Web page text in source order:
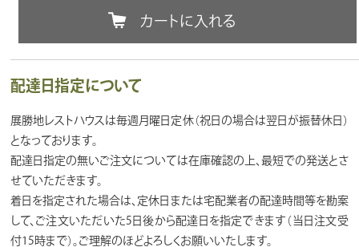
カートに入れる
配達日指定について
展勝地レストハウスは毎週月曜日定休（祝日の場合は翌日が振替休日）
となっております。
配達日指定の無いご注文については在庫確認の上、最短での発送とさ
せていただきます。
着日を指定された場合は、定休日または宅配業者の配達時間等を勘案
して、ご注文いただいた5日後から配達日を指定できます（当日注文受
付15時まで）。ご理解のほどよろしくお願いいたします。